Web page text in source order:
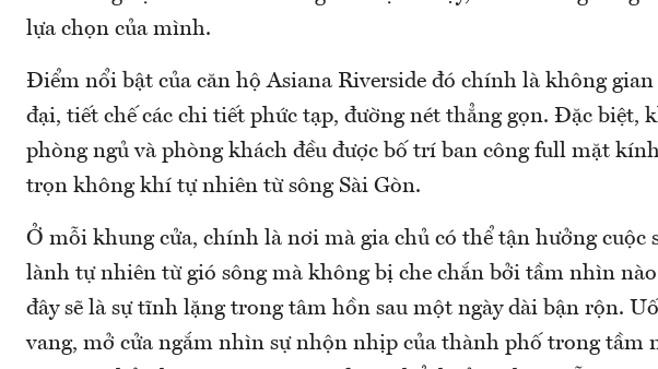
lựa chọn của mình.
Điểm nổi bật của căn hộ Asiana Riverside đó chính là không
đại, tiết chế các chi tiết phức tạp, đường nét thẳng gọn. Đặc biệt,
phòng ngủ và phòng khách đều được bố trí ban công full mặt
trọn không khí tự nhiên từ sông Sài Gòn.
Ở mỗi khung cửa, chính là nơi mà gia chủ có thể tận hưởng cuộc
lành tự nhiên từ gió sông mà không bị che chắn bởi tầm nhìn
đây sẽ là sự tĩnh lặng trong tâm hồn sau một ngày dài bận rộn.
vang, mở cửa ngắm nhìn sự nhộn nhịp của thành phố trong tầm